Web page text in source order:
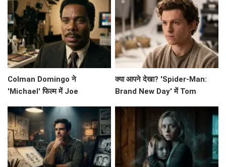
Colman Domingo ने
'Michael' फिल्म में Joe
की कड़ी मेहनत
क्या आपने देखा? 'Spider-Man:
Brand New Day' में Tom